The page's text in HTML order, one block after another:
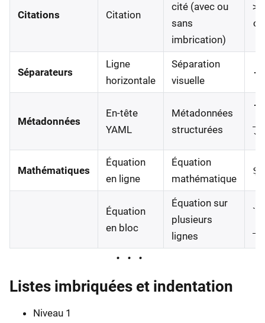
Citations Citation
cité (avec ou
sans
imbrication)
>
Séparateurs
Ligne
horizontale
Séparation
visuelle
Métadonnées
En-tête
YAML
Métadonnées
structurées
Mathématiques
Équation
en ligne
Équation
mathématique
Équation
en bloc
Équation sur
plusieurs
lignes
```
Listes imbriquées et indentation
Niveau 1